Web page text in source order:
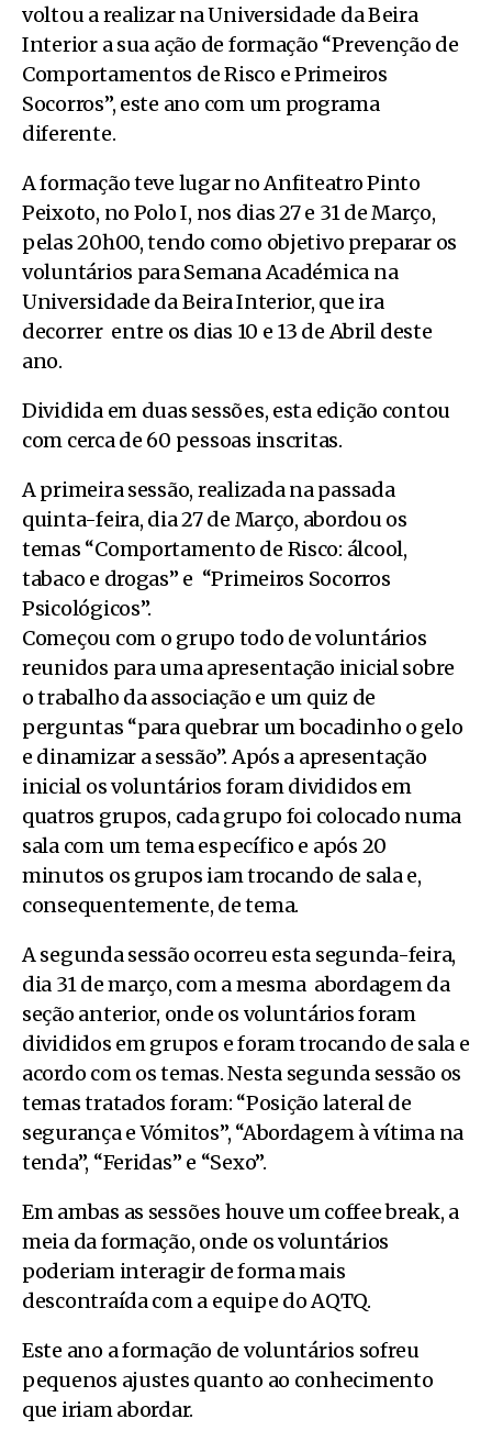
voltou a realizar na Universidade da Beira
Interior a sua ação de formação “Prevenção de
Comportamentos de Risco e Primeiros
Socorros”, este ano com um programa
diferente.
A formação teve lugar no Anfiteatro Pinto
Peixoto, no Polo I, nos dias 27 e 31 de Março,
pelas 20h00, tendo como objetivo preparar os
voluntários para Semana Académica na
Universidade da Beira Interior, que ira
decorrer entre os dias 10 e 13 de Abril deste
ano.
Dividida em duas sessões, esta edição contou
com cerca de 60 pessoas inscritas.
A primeira sessão, realizada na passada
quinta-feira, dia 27 de Março, abordou os
temas “Comportamento de Risco: álcool,
tabaco e drogas” e “Primeiros Socorros
Psicológicos”.
Começou com o grupo todo de voluntários
reunidos para uma apresentação inicial sobre
o trabalho da associação e um quiz de
perguntas “para quebrar um bocadinho o gelo
e dinamizar a sessão”. Após a apresentação
inicial os voluntários foram divididos em
quatros grupos, cada grupo foi colocado numa
sala com um tema específico e após 20
minutos os grupos iam trocando de sala e,
consequentemente, de tema.
A segunda sessão ocorreu esta segunda-feira,
dia 31 de março, com a mesma abordagem da
seção anterior, onde os voluntários foram
divididos em grupos e foram trocando de sala e
acordo com os temas. Nesta segunda sessão os
temas tratados foram: “Posição lateral de
segurança e Vómitos”, “Abordagem à vítima na
tenda”, “Feridas” e “Sexo”.
Em ambas as sessões houve um coffee break, a
meia da formação, onde os voluntários
poderiam interagir de forma mais
descontraída com a equipe do AQTQ.
Este ano a formação de voluntários sofreu
pequenos ajustes quanto ao conhecimento
que iriam abordar.